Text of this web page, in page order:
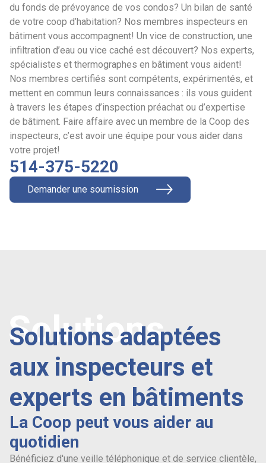
du fonds de prévoyance de vos condos? Un bilan de santé
de votre coop d’habitation? Nos membres inspecteurs en
bâtiment vous accompagnent! Un vice de construction, une
infiltration d’eau ou vice caché est découvert? Nos experts,
spécialistes et thermographes en bâtiment vous aident!
Nos membres certifiés sont compétents, expérimentés, et
mettent en commun leurs connaissances : ils vous guident
à travers les étapes d’inspection préachat ou d’expertise
de bâtiment. Faire affaire avec un membre de la Coop des
inspecteurs, c’est avoir une équipe pour vous aider dans
votre projet!
514-375-5220
Demander une soumission
Solutions adaptées
aux inspecteurs et
experts en bâtiments
Solutions
La Coop peut vous aider au
quotidien
Bénéficiez d'une veille téléphonique et de service clientèle,